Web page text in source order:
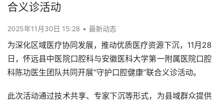
合义诊活动
2025年11月30日 15:28 • 最新动态
为深化区域医疗协同发展，推动优质医疗资源下沉，11月28
日，怀远县中医院口腔科与安徽医科大学第一附属医院口腔
科陈功医生团队共同开展“守护口腔健康”联合义诊活动。
此次活动通过技术共享、专家下沉等形式，为县域群众提供